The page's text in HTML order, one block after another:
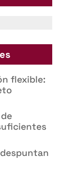
flexible: